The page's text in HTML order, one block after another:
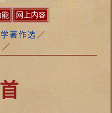
能 网上内容
著作选 ／
／